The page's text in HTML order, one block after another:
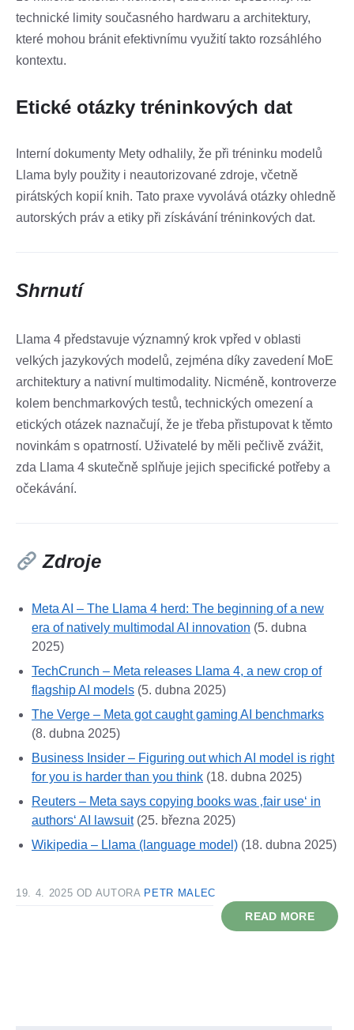
technické limity současného hardwaru a architektury,
které mohou bránit efektivnímu využití takto rozsáhlého
kontextu.
Etické otázky tréninkových dat
Interní dokumenty Mety odhalily, že při tréninku modelů
Llama byly použity i neautorizované zdroje, včetně
pirátských kopií knih. Tato praxe vyvolává otázky ohledně
autorských práv a etiky při získávání tréninkových dat. ​
Shrnutí
Llama 4 představuje významný krok vpřed v oblasti
velkých jazykových modelů, zejména díky zavedení MoE
architektury a nativní multimodality. Nicméně, kontroverze
kolem benchmarkových testů, technických omezení a
etických otázek naznačují, že je třeba přistupovat k těmto
novinkám s opatrností. Uživatelé by měli pečlivě zvážit,
zda Llama 4 skutečně splňuje jejich specifické potřeby a
očekávání.​
Zdroje
Meta AI – The Llama 4 herd: The beginning of a new
era of natively multimodal AI innovation (5. dubna
2025)
TechCrunch – Meta releases Llama 4, a new crop of
flagship AI models (5. dubna 2025)
The Verge – Meta got caught gaming AI benchmarks
(8. dubna 2025)
Business Insider – Figuring out which AI model is right
for you is harder than you think (18. dubna 2025)
Reuters – Meta says copying books was ‚fair use‘ in
authors‘ AI lawsuit(25. března 2025)
Wikipedia – Llama (language model) (18. dubna 2025)
19. 4. 2025 OD AUTORA PETR MALEC
READ MORE